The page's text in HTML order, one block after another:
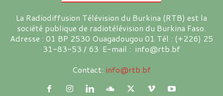
La Radiodiffusion Télévision du Burkina (RTB) est la
société publique de radiotélévision du Burkina Faso.
Adresse : 01 BP 2530 Ouagadougou 01 Tél : (+226) 25
31-83-53 / 63 E-mail : info@rtb.bf
Contact: info@rtb.bf